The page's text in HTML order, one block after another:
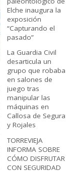
Elche inaugura la
exposición
“Capturando el
pasado”
La Guardia Civil
desarticula un
grupo que robaba
en salones de
juego tras
manipular las
máquinas en
Callosa de Segura
y Rojales
TORREVIEJA
INFORMA SOBRE
CÓMO DISFRUTAR
CON SEGURIDAD